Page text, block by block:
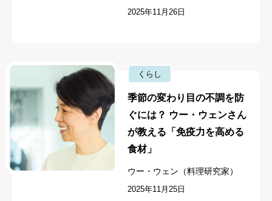
2025年11月26日
くらし
季節の変わり目の不調を防
ぐには？ ウー・ウェンさん
が教える「免疫力を高める
食材」
ウー・ウェン（料理研究家）
2025年11月25日